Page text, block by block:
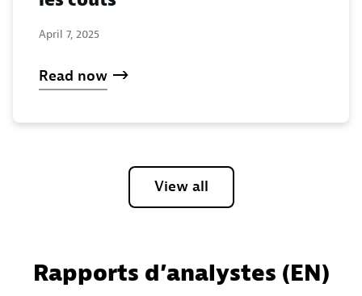
April 7, 2025
Read now
View all
Rapports d’analystes (EN)